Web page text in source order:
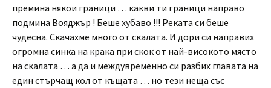
премина някои граници … какви ти граници направо
подмина Вояджър ! Беше хубаво !!! Реката си беше
чудесна. Скачахме много от скалата. И дори си направих
огромна синка на крака при скок от най-високото място
на скалата … а да и междувременно си разбих главата на
един стърчащ кол от къщата … но тези неща със